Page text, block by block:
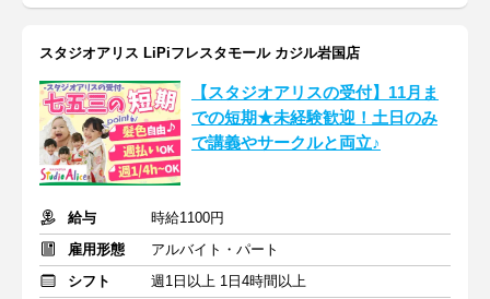
スタジオアリス LiPiフレスタモール カジル岩国店
【スタジオアリスの受付】11月ま
での短期★未経験歓迎！土日のみ
で講義やサークルと両立♪
給与
時給1100円
雇用形態
アルバイト・パート
シフト
週1日以上 1日4時間以上